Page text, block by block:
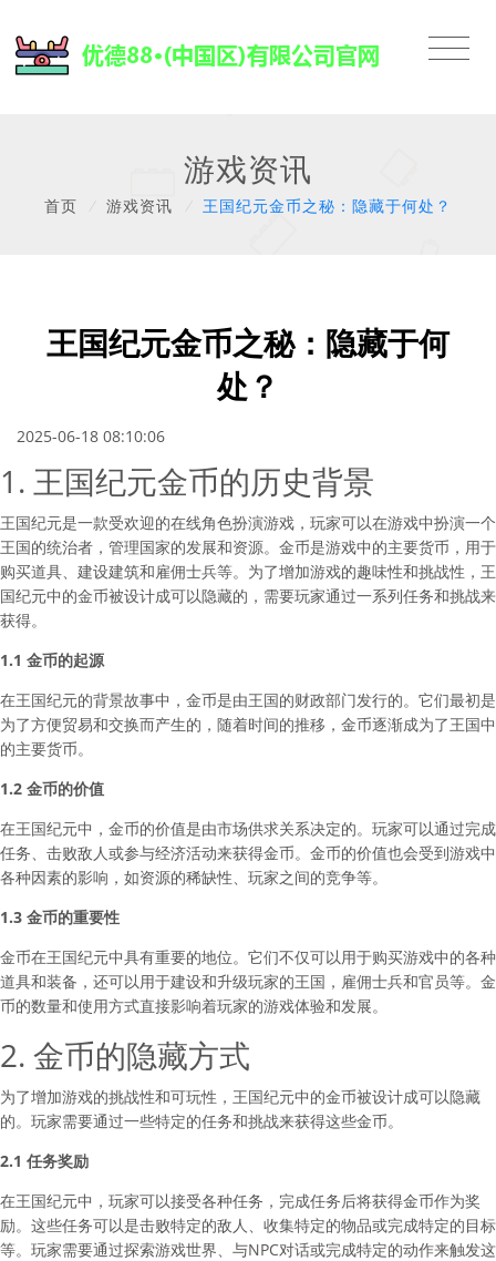
游戏资讯
首页 游戏资讯 王国纪元金币之秘：隐藏于何处？
王国纪元金币之秘：隐藏于何
处？
2025-06-18 08:10:06
1. 王国纪元金币的历史背景
王国纪元是一款受欢迎的在线角色扮演游戏，玩家可以在游戏中扮演一个
王国的统治者，管理国家的发展和资源。金币是游戏中的主要货币，用于
购买道具、建设建筑和雇佣士兵等。为了增加游戏的趣味性和挑战性，王
国纪元中的金币被设计成可以隐藏的，需要玩家通过一系列任务和挑战来
获得。
1.1 金币的起源
在王国纪元的背景故事中，金币是由王国的财政部门发行的。它们最初是
为了方便贸易和交换而产生的，随着时间的推移，金币逐渐成为了王国中
的主要货币。
1.2 金币的价值
在王国纪元中，金币的价值是由市场供求关系决定的。玩家可以通过完成
任务、击败敌人或参与经济活动来获得金币。金币的价值也会受到游戏中
各种因素的影响，如资源的稀缺性、玩家之间的竞争等。
1.3 金币的重要性
金币在王国纪元中具有重要的地位。它们不仅可以用于购买游戏中的各种
道具和装备，还可以用于建设和升级玩家的王国，雇佣士兵和官员等。金
币的数量和使用方式直接影响着玩家的游戏体验和发展。
2. 金币的隐藏方式
为了增加游戏的挑战性和可玩性，王国纪元中的金币被设计成可以隐藏
的。玩家需要通过一些特定的任务和挑战来获得这些金币。
2.1 任务奖励
在王国纪元中，玩家可以接受各种任务，完成任务后将获得金币作为奖
励。这些任务可以是击败特定的敌人、收集特定的物品或完成特定的目标
等。玩家需要通过探索游戏世界、与NPC对话或完成特定的动作来触发这